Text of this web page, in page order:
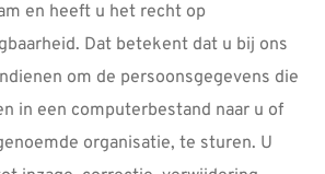
en heeft u het recht op
Dat betekent dat u bij ons
om de persoonsgegevens die
in een computerbestand naar u of
organisatie, te sturen. U